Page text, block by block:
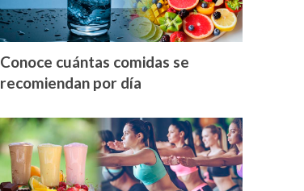
Conoce cuántas comidas se
recomiendan por día